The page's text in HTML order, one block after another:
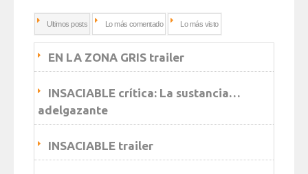
Ultimos posts Lo más comentado Lo más visto
EN LA ZONA GRIS trailer
INSACIABLE crítica: La sustancia…
adelgazante
INSACIABLE trailer